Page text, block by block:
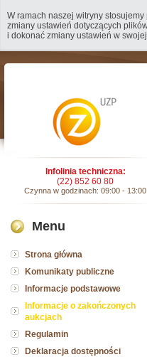
W ramach naszej witryny
zmiany ustawień dotyczących
i dokonać zmiany ustawień w
Infolinia techniczna:
(22) 852 60 80
Czynna w godzinach: 09:00 - 13:00
Menu
Strona główna
Komunikaty publiczne
Informacje podstawowe
Informacje o zakończonych
aukcjach
Regulamin
Deklaracja dostępności